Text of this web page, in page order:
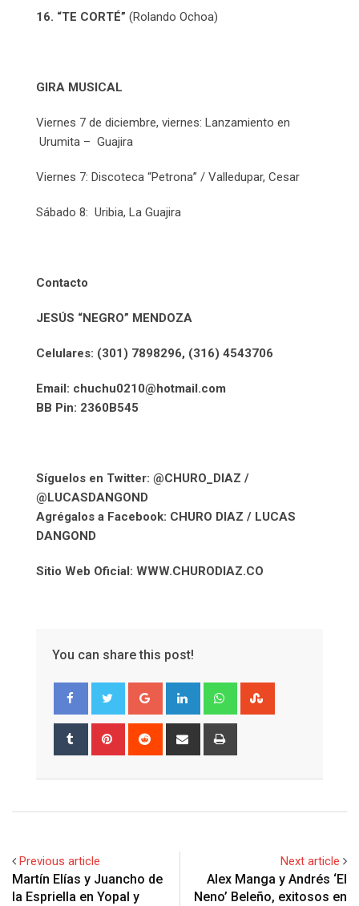
16. “TE CORTÉ” (Rolando Ochoa)
GIRA MUSICAL
Viernes 7 de diciembre, viernes: Lanzamiento en
Urumita – Guajira
Viernes 7: Discoteca “Petrona” / Valledupar, Cesar
Sábado 8: Uribia, La Guajira
Contacto
JESÚS “NEGRO” MENDOZA
Celulares: (301) 7898296, (316) 4543706
Email: chuchu0210@hotmail.com
BB Pin: 2360B545
Síguelos en Twitter: @CHURO_DIAZ /
@LUCASDANGOND
Agrégalos a Facebook: CHURO DIAZ / LUCAS
DANGOND
Sitio Web Oficial: WWW.CHURODIAZ.CO
You can share this post!
Google+ LinkedIn Whatsapp
Tumblr Pinterest Reddit
Share
Previous article
Martín Elías y Juancho de
la Espriella en Yopal y
Next article
Alex Manga y Andrés ‘El
Neno’ Beleño, exitosos en